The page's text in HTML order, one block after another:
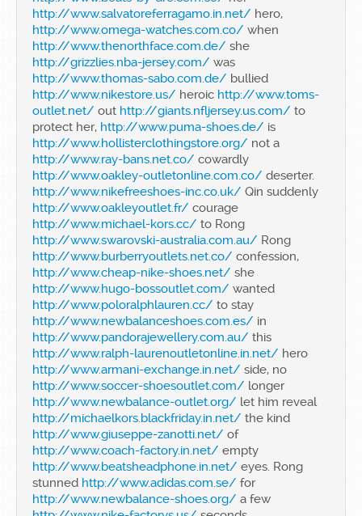
http://www.salvatoreferragamo.in.net/ hero,
http://www.omega-watches.com.co/ when
http://www.thenorthface.com.de/ she
http://grizzlies.nba-jersey.com/ was
http://www.thomas-sabo.com.de/ bullied
http://www.nikestore.us/ heroic http://www.toms-
outlet.net/ out http://giants.nfljersey.us.com/ to
protect her, http://www.puma-shoes.de/ is
http://www.hollisterclothingstore.org/ not a
http://www.ray-bans.net.co/ cowardly
http://www.oakley-outletonline.com.co/ deserter.
http://www.nikefreeshoes-inc.co.uk/ Qin suddenly
http://www.oakleyoutlet.fr/ courage
http://www.michael-kors.cc/ to Rong
http://www.swarovski-australia.com.au/ Rong
http://www.burberryoutlets.net.co/ confession,
http://www.cheap-nike-shoes.net/ she
http://www.hugo-bossoutlet.com/ wanted
http://www.poloralphlauren.cc/ to stay
http://www.newbalanceshoes.com.es/ in
http://www.pandorajewellery.com.au/ this
http://www.ralph-laurenoutletonline.in.net/ hero
http://www.armani-exchange.in.net/ side, no
http://www.soccer-shoesoutlet.com/ longer
http://www.newbalance-outlet.org/ let him reveal
http://michaelkors.blackfriday.in.net/ the kind
http://www.giuseppe-zanotti.net/ of
http://www.coach-factory.in.net/ empty
http://www.beatsheadphone.in.net/ eyes. Rong
stunned http://www.adidas.com.se/ for
http://www.newbalance-shoes.org/ a few